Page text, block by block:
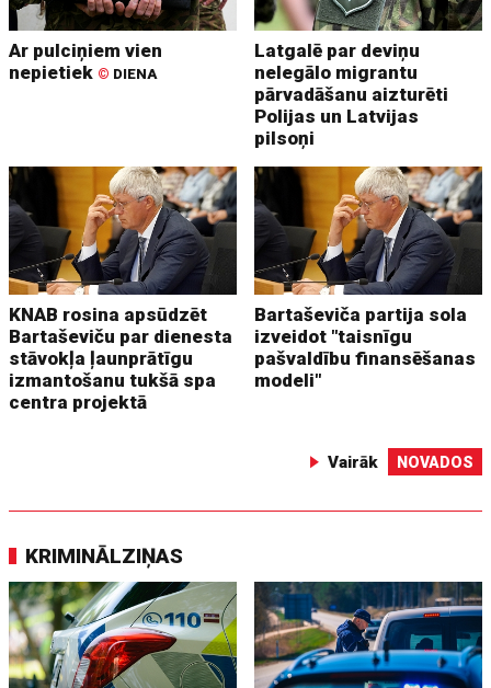
Ar pulciņiem vien
nepietiek © DIENA
Latgalē par deviņu
nelegālo migrantu
pārvadāšanu aizturēti
Polijas un Latvijas
pilsoņi
KNAB rosina apsūdzēt
Bartaševiču par dienesta
stāvokļa ļaunprātīgu
izmantošanu tukšā spa
centra projektā
Bartaševiča partija sola
izveidot "taisnīgu
pašvaldību finansēšanas
modeli"
Vairāk NOVADOS
KRIMINĀLZIŅAS